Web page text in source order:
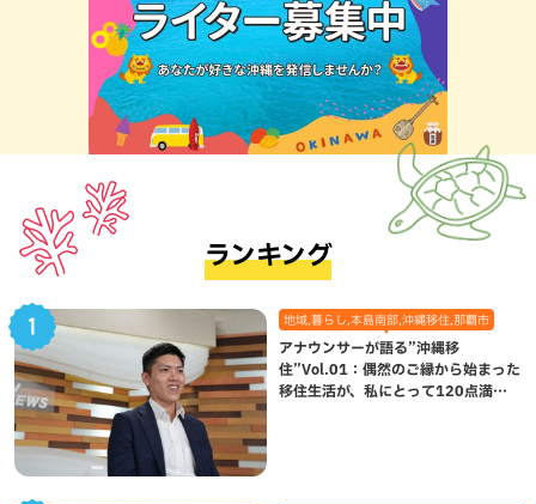
ランキング
地域,暮らし,本島南部,沖縄移住,那覇市
アナウンサーが語る”沖縄移
住”Vol.01：偶然のご縁から始まった
移住生活が、私にとって120点満点